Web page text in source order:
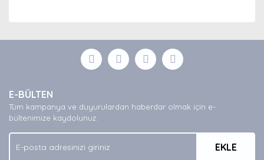
Yorum Yaz
formunu kullanarak tarafımıza iletebilirsiniz.
Görüş ve önerileriniz için teşekkür ederiz.
Ürün açıklamasında eksik bilgiler bulunuyor.
Ürün bilgilerinde hatalar bulunuyor.
Ürün fiyatı diğer sitelerden daha pahalı.
Bu ürüne benzer farklı alternatifler olmalı.
E-BÜLTEN
Tüm kampanya ve duyurulardan haberdar olmak için e-
bültenimize kaydolunuz.
EKLE